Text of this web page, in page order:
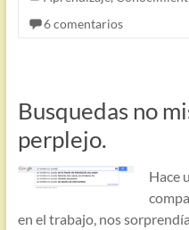
6 comentarios
Busquedas no
perplejo.
Hace
en el trabajo, nos